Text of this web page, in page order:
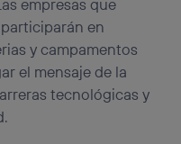
Las empresas que
en
y campamentos
el mensaje de la
tecnológicas y